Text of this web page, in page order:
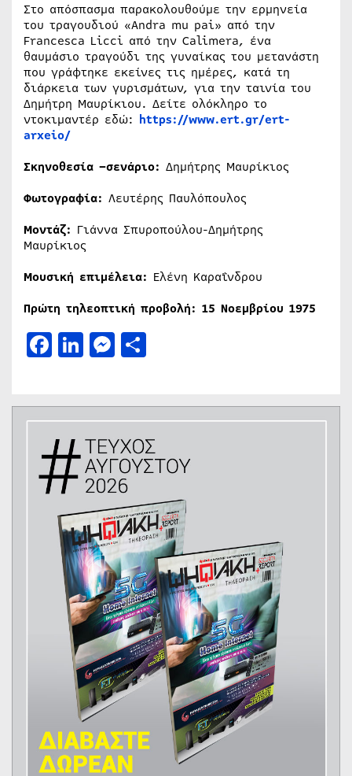
Στο απόσπασμα παρακολουθούμε την ερμηνεία
του τραγουδιού «Andra mu pai» από την
Francesca Licci από την Calimera, ένα
θαυμάσιο τραγούδι της γυναίκας του μετανάστη
που γράφτηκε εκείνες τις ημέρες, κατά τη
διάρκεια των γυρισμάτων, για την ταινία του
Δημήτρη Μαυρίκιου. Δείτε ολόκληρο το
ντοκιμαντέρ εδώ: https://www.ert.gr/ert-
arxeio/
Σκηνοθεσία –σενάριο: Δημήτρης Μαυρίκιος
Φωτογραφία: Λευτέρης Παυλόπουλος
Μοντάζ: Γιάννα Σπυροπούλου-Δημήτρης
Μαυρίκιος
Μουσική επιμέλεια: Ελένη Καραΐνδρου
Πρώτη τηλεοπτική προβολή: 15 Νοεμβρίου 1975
Facebook
LinkedIn
Messenger